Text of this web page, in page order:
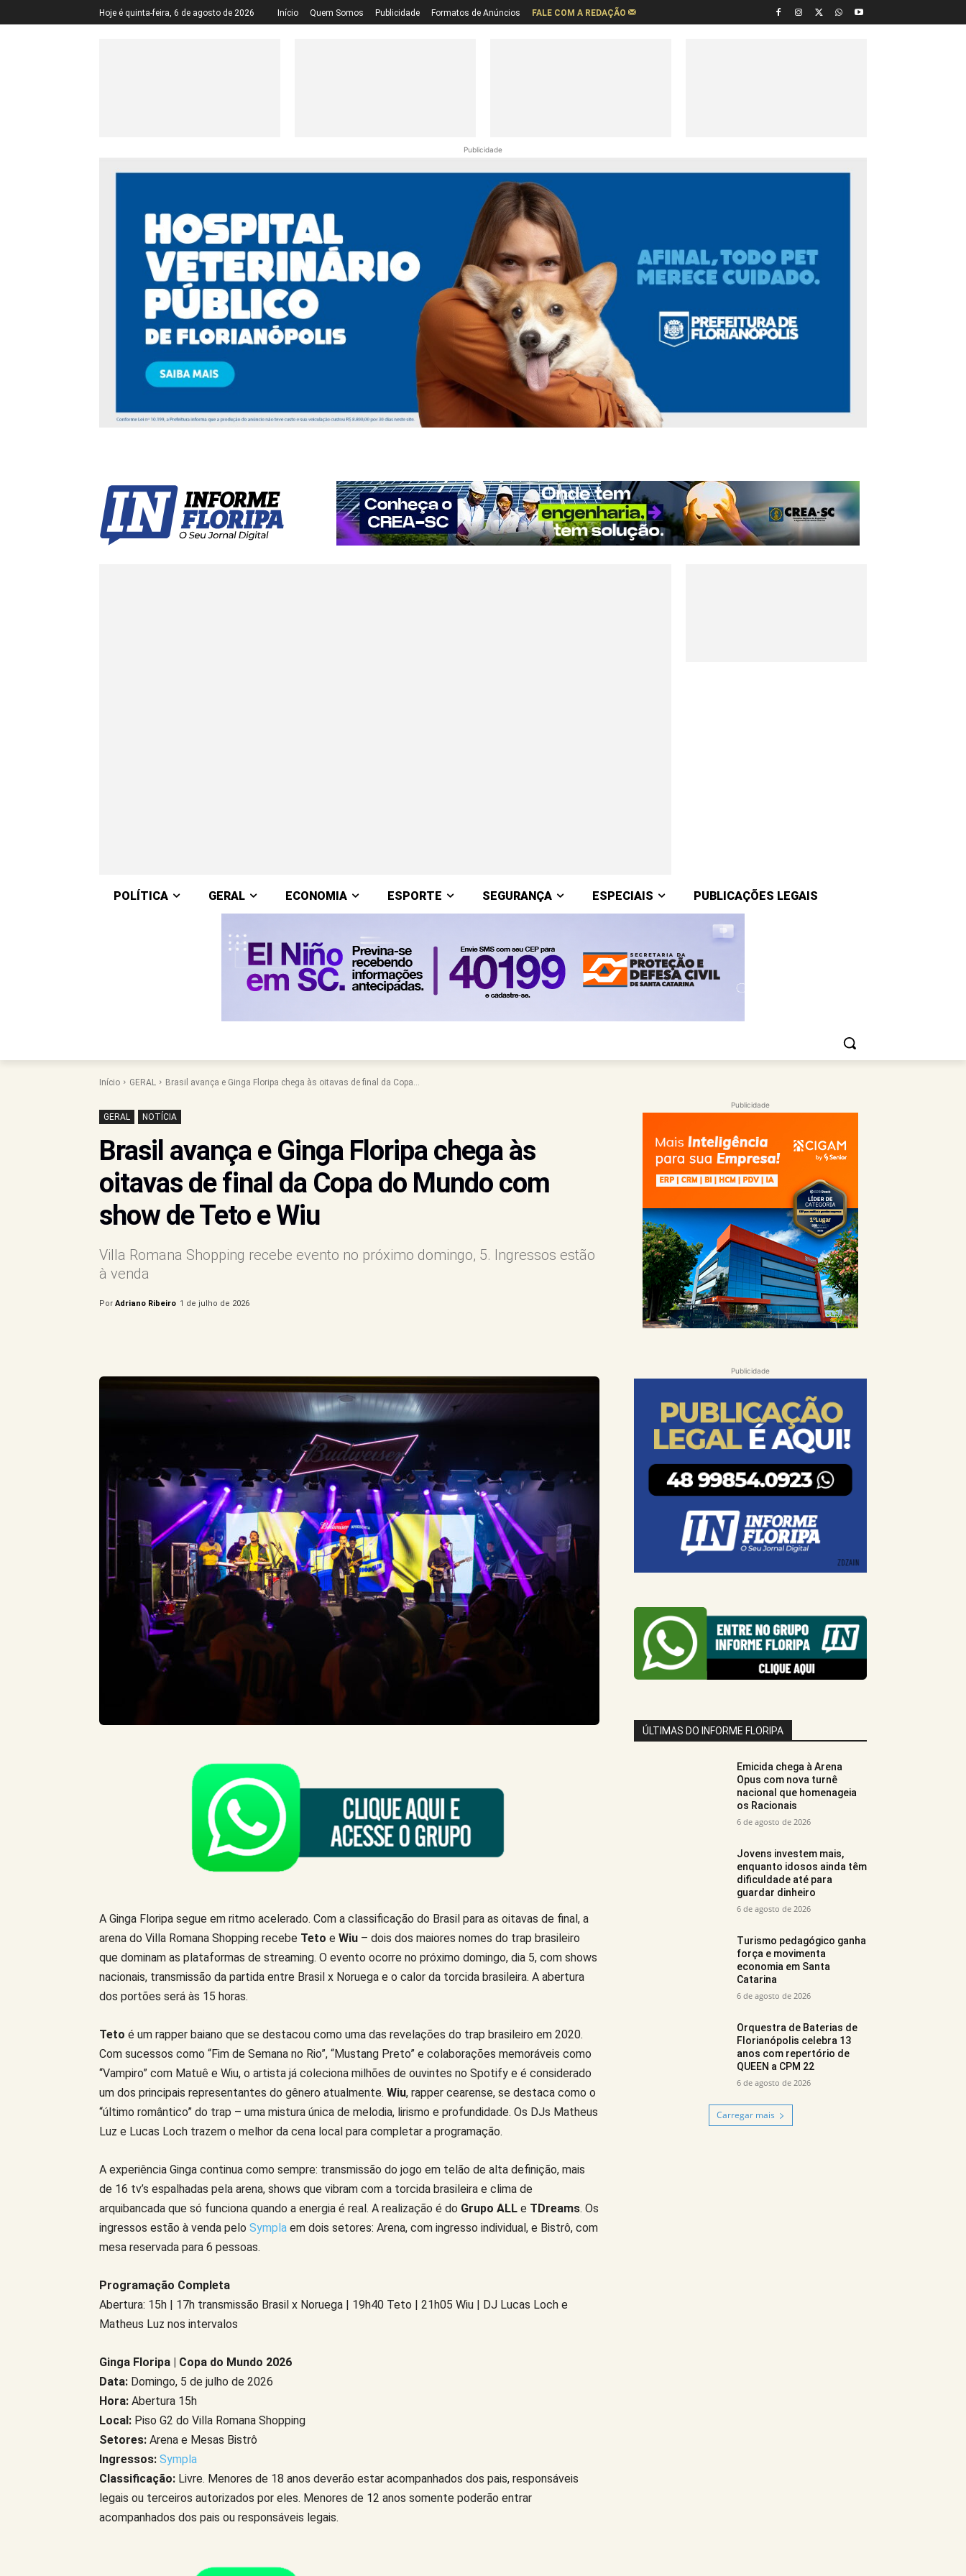
Hoje é quinta-feira, 6 de agosto de 2026 Início Quem Somos Publicidade Formatos de Anúncios FALE COM A REDAÇÃO
Publicidade
POLÍTICA GERAL ECONOMIA ESPORTE SEGURANÇA ESPECIAIS PUBLICAÇÕES LEGAIS
Início GERAL Brasil avança e Ginga Floripa chega às oitavas de final da Copa...
GERAL NOTÍCIA
Brasil avança e Ginga Floripa chega às
oitavas de final da Copa do Mundo com
show de Teto e Wiu
Villa Romana Shopping recebe evento no próximo domingo, 5. Ingressos estão
à venda
Por Adriano Ribeiro 1 de julho de 2026
A Ginga Floripa segue em ritmo acelerado. Com a classificação do Brasil para as oitavas de final, a
arena do Villa Romana Shopping recebe Teto e Wiu – dois dos maiores nomes do trap brasileiro
que dominam as plataformas de streaming. O evento ocorre no próximo domingo, dia 5, com shows
nacionais, transmissão da partida entre Brasil x Noruega e o calor da torcida brasileira. A abertura
dos portões será às 15 horas.
Teto é um rapper baiano que se destacou como uma das revelações do trap brasileiro em 2020.
Com sucessos como “Fim de Semana no Rio”, “Mustang Preto” e colaborações memoráveis como
“Vampiro” com Matuê e Wiu, o artista já coleciona milhões de ouvintes no Spotify e é considerado
um dos principais representantes do gênero atualmente. Wiu, rapper cearense, se destaca como o
“último romântico” do trap – uma mistura única de melodia, lirismo e profundidade. Os DJs Matheus
Luz e Lucas Loch trazem o melhor da cena local para completar a programação.
A experiência Ginga continua como sempre: transmissão do jogo em telão de alta definição, mais
de 16 tv’s espalhadas pela arena, shows que vibram com a torcida brasileira e clima de
arquibancada que só funciona quando a energia é real. A realização é do Grupo ALL e TDreams. Os
ingressos estão à venda pelo Sympla em dois setores: Arena, com ingresso individual, e Bistrô, com
mesa reservada para 6 pessoas.
Programação Completa
Abertura: 15h | 17h transmissão Brasil x Noruega | 19h40 Teto | 21h05 Wiu | DJ Lucas Loch e
Matheus Luz nos intervalos
Ginga Floripa | Copa do Mundo 2026
Data: Domingo, 5 de julho de 2026
Hora: Abertura 15h
Local: Piso G2 do Villa Romana Shopping
Setores: Arena e Mesas Bistrô
Ingressos: Sympla
Classificação: Livre. Menores de 18 anos deverão estar acompanhados dos pais, responsáveis
legais ou terceiros autorizados por eles. Menores de 12 anos somente poderão entrar
acompanhados dos pais ou responsáveis legais.
Publicidade
Publicidade
ÚLTIMAS DO INFORME FLORIPA
Emicida chega à Arena
Opus com nova turnê
nacional que homenageia
os Racionais
6 de agosto de 2026
Jovens investem mais,
enquanto idosos ainda têm
dificuldade até para
guardar dinheiro
6 de agosto de 2026
Turismo pedagógico ganha
força e movimenta
economia em Santa
Catarina
6 de agosto de 2026
Orquestra de Baterias de
Florianópolis celebra 13
anos com repertório de
QUEEN a CPM 22
6 de agosto de 2026
Carregar mais